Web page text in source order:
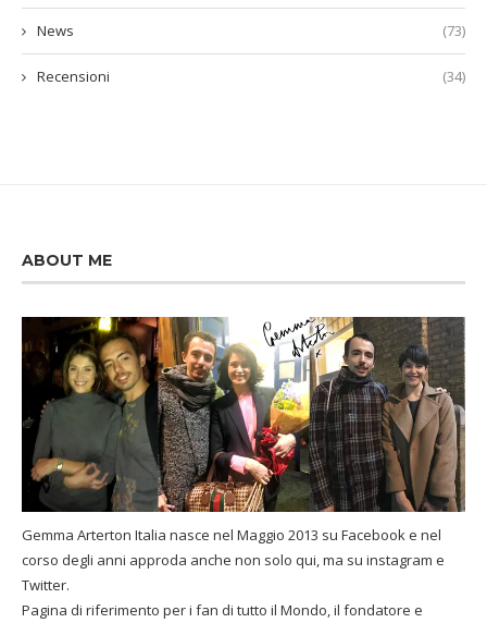
News (73)
Recensioni (34)
ABOUT ME
Gemma Arterton Italia nasce nel Maggio 2013 su Facebook e nel
corso degli anni approda anche non solo qui, ma su instagram e
Twitter.
Pagina di riferimento per i fan di tutto il Mondo, il fondatore e